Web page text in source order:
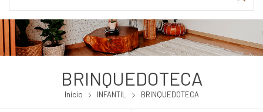
BRINQUEDOTECA
Início INFANTIL BRINQUEDOTECA